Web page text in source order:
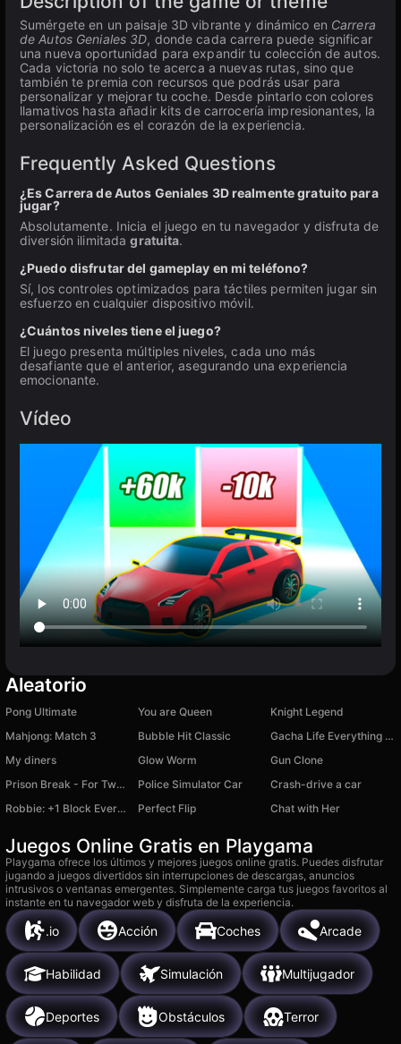
Sumérgete en un paisaje 3D vibrante y dinámico en Carrera
de Autos Geniales 3D, donde cada carrera puede significar
una nueva oportunidad para expandir tu colección de autos.
Cada victoria no solo te acerca a nuevas rutas, sino que
también te premia con recursos que podrás usar para
personalizar y mejorar tu coche. Desde pintarlo con colores
llamativos hasta añadir kits de carrocería impresionantes, la
personalización es el corazón de la experiencia.
Frequently Asked Questions
¿Es Carrera de Autos Geniales 3D realmente gratuito para
jugar?
Absolutamente. Inicia el juego en tu navegador y disfruta de
diversión ilimitadagratuita.
¿Puedo disfrutar del gameplay en mi teléfono?
Sí, los controles optimizados para táctiles permiten jugar sin
esfuerzo en cualquier dispositivo móvil.
¿Cuántos niveles tiene el juego?
El juego presenta múltiples niveles, cada uno más
desafiante que el anterior, asegurando una experiencia
emocionante.
Vídeo
Aleatorio
Pong Ultimate You are Queen
Knight Legend
Mahjong: Match 3
Bubble Hit Classic
Gacha Life Everything Unlocked
My diners
Glow Worm
Gun Clone
Prison Break - For Two Players
Police Simulator Car
Crash-drive a car
Robbie: +1 Block Every Second
Perfect Flip Chat with Her
Juegos Online Gratis en Playgama
Playgama ofrece los últimos y mejores juegos online gratis. Puedes disfrutar
jugando a juegos divertidos sin interrupciones de descargas, anuncios
intrusivos o ventanas emergentes. Simplemente carga tus juegos favoritos al
instante en tu navegador web y disfruta de la experiencia.
.io Acción Coches Arcade
Habilidad Simulación Multijugador
Deportes Obstáculos Terror